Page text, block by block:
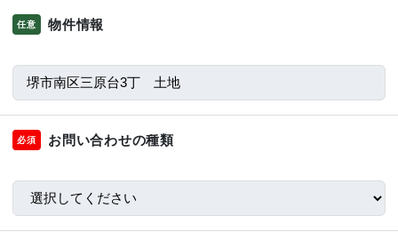
任意 物件情報
必須 お問い合わせの種類